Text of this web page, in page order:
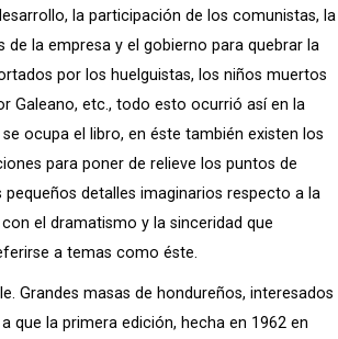
la participación de los comunistas, la
la empresa y el gobierno para quebrar la
por los huelguistas, los niños muertos
Galeano, etc., todo esto ocurrió así en la
ocupa el libro, en éste también existen los
para poner de relieve los puntos de
detalles imaginarios respecto a la
el dramatismo y la sinceridad que
a temas como éste.
Grandes masas de hondureños, interesados
que la primera edición, hecha en 1962 en